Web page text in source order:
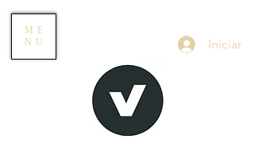
ME
NU
Iniciar